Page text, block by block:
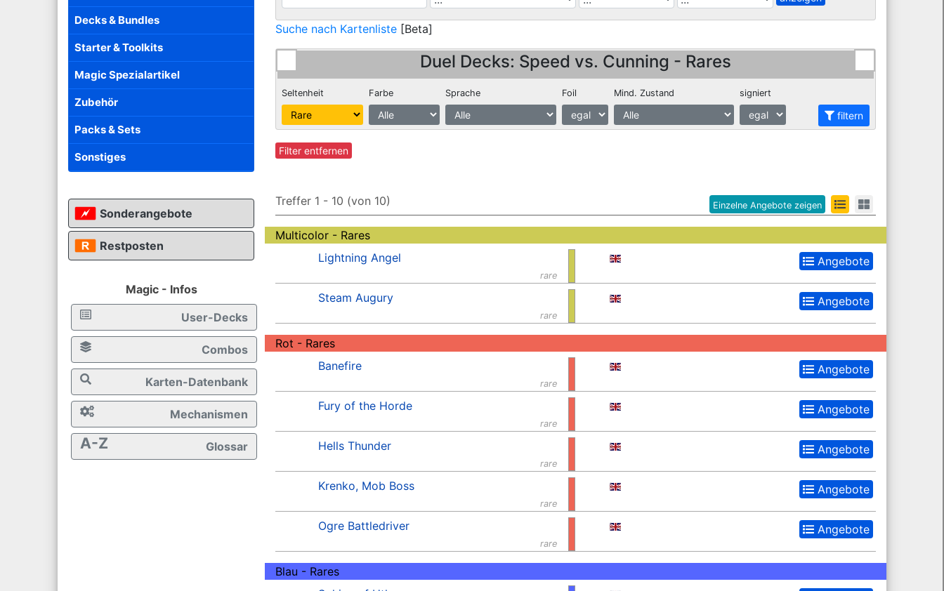
Decks & Bundles
Starter & Toolkits
Magic Spezialartikel
Zubehör
Packs & Sets
Sonstiges
Sonderangebote
Restposten
Magic - Infos
User-Decks
Combos
Karten-Datenbank
Mechanismen
A-Z Glossar
Suche nach Kartenliste [Beta]
Duel Decks: Speed vs. Cunning - Rares
Seltenheit Farbe Sprache Foil Mind. Zustand signiert
filtern
Filter entfernen
Einzelne Angebote zeigen
Treffer 1 - 10 (von 10)
Multicolor - Rares
rare
Lightning Angel Angebote
rare
Steam Augury Angebote
Rot - Rares
rare
Banefire Angebote
rare
Fury of the Horde Angebote
rare
Hells Thunder Angebote
rare
Krenko, Mob Boss Angebote
rare
Ogre Battledriver Angebote
Blau - Rares